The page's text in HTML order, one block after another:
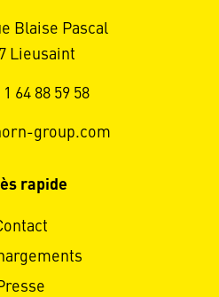
Blaise Pascal
Lieusaint
1 64 88 59 58
group.com
rapide